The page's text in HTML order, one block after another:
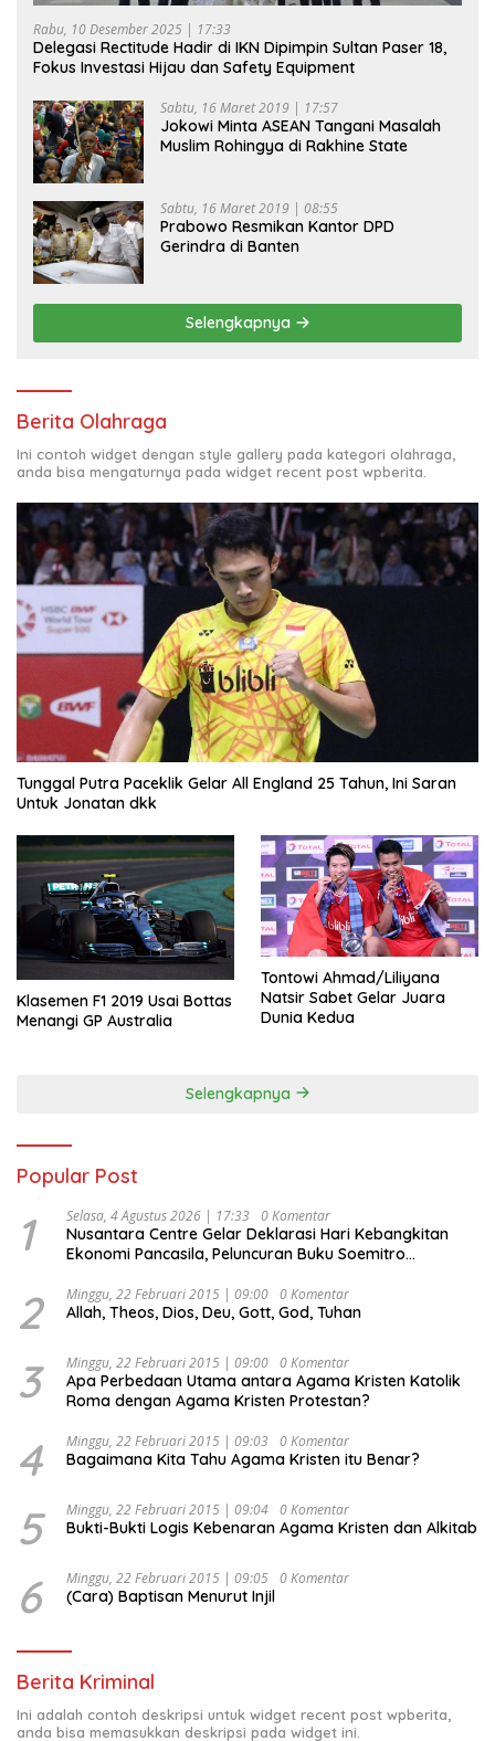
Rabu, 10 Desember 2025 | 17:33
Delegasi Rectitude Hadir di IKN Dipimpin Sultan Paser 18,
Fokus Investasi Hijau dan Safety Equipment
Sabtu, 16 Maret 2019 | 17:57
Jokowi Minta ASEAN Tangani Masalah
Muslim Rohingya di Rakhine State
Sabtu, 16 Maret 2019 | 08:55
Prabowo Resmikan Kantor DPD
Gerindra di Banten
Selengkapnya
Berita Olahraga
Ini contoh widget dengan style gallery pada kategori olahraga,
anda bisa mengaturnya pada widget recent post wpberita.
Tunggal Putra Paceklik Gelar All England 25 Tahun, Ini Saran
Untuk Jonatan dkk
Klasemen F1 2019 Usai Bottas
Menangi GP Australia
Tontowi Ahmad/Liliyana
Natsir Sabet Gelar Juara
Dunia Kedua
Selengkapnya
Popular Post
1 Selasa, 4 Agustus 2026 | 17:33 0 Komentar
Nusantara Centre Gelar Deklarasi Hari Kebangkitan
Ekonomi Pancasila, Peluncuran Buku Soemitro
Ekonomi Politik Indonesia) & Simposium Nasional
“Urgensi Undang-Undang Perekonomian Nasional dan
Indonesia Emas 2045”,
2 Minggu, 22 Februari 2015 | 09:00 0 Komentar
Allah, Theos, Dios, Deu, Gott, God, Tuhan
3 Minggu, 22 Februari 2015 | 09:00 0 Komentar
Apa Perbedaan Utama antara Agama Kristen Katolik
Roma dengan Agama Kristen Protestan?
4 Minggu, 22 Februari 2015 | 09:03 0 Komentar
Bagaimana Kita Tahu Agama Kristen itu Benar?
5 Minggu, 22 Februari 2015 | 09:04 0 Komentar
Bukti-Bukti Logis Kebenaran Agama Kristen dan Alkitab
6 Minggu, 22 Februari 2015 | 09:05 0 Komentar
(Cara) Baptisan Menurut Injil
Berita Kriminal
Ini adalah contoh deskripsi untuk widget recent post wpberita,
anda bisa memasukkan deskripsi pada widget ini.